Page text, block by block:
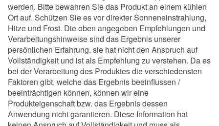
werden. Bitte bewahren Sie das Produkt an einem kühlen
Ort auf. Schützen Sie es vor direkter Sonneneinstrahlung,
Hitze und Frost. Die oben angegeben Empfehlungen und
Verarbeitungshinweise sind das Ergebnis unserer
persönlichen Erfahrung, sie hat nicht den Anspruch auf
Vollständigkeit und ist als Empfehlung zu verstehen. Da es
bei der Verarbeitung des Produktes die verschiedensten
Faktoren gibt, welche das Ergebnis beeinflussen /
beeinträchtigen können, können wir eine
Produkteigenschaft bzw. das Ergebnis dessen
Anwendung nicht garantieren. Diese Information hat